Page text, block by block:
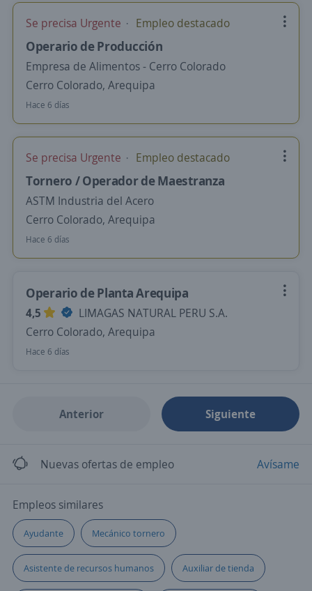
Se precisa Urgente Empleo destacado
Operario de Producción
Empresa de Alimentos - Cerro Colorado
Cerro Colorado, Arequipa
Hace 6 días
Se precisa Urgente Empleo destacado
Tornero / Operador de Maestranza
ASTM Industria del Acero
Cerro Colorado, Arequipa
Hace 6 días
Operario de Planta Arequipa
4,5
LIMAGAS NATURAL PERU S.A.
Cerro Colorado, Arequipa
Hace 6 días
Anterior Siguiente
Nuevas ofertas de empleo Avísame
Empleos similares
Ayudante Mecánico tornero
Asistente de recursos humanos Auxiliar de tienda